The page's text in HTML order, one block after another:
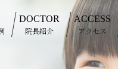
DOCTOR
院長紹介
ACCESS
アクセス